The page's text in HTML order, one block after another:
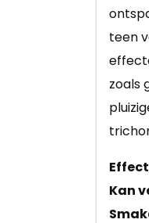
teen
zoals
Kan